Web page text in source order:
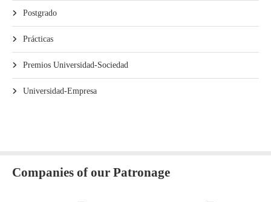
Postgrado
Prácticas
Premios Universidad-Sociedad
Universidad-Empresa
Companies of our Patronage